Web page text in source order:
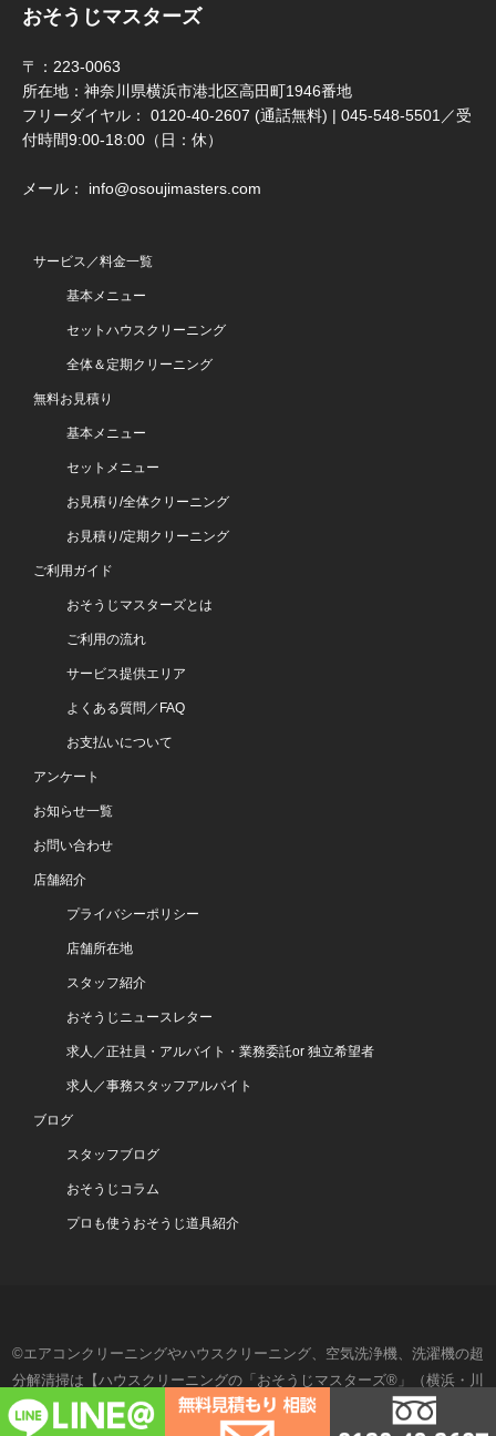
おそうじマスターズ
〒：223-0063
所在地：神奈川県横浜市港北区高田町1946番地
フリーダイヤル： 0120-40-2607 (通話無料) | 045-548-5501／受
付時間9:00-18:00（日：休）
メール： info@osoujimasters.com
サービス／料金一覧
基本メニュー
セットハウスクリーニング
全体＆定期クリーニング
無料お見積り
基本メニュー
セットメニュー
お見積り/全体クリーニング
お見積り/定期クリーニング
ご利用ガイド
おそうじマスターズとは
ご利用の流れ
サービス提供エリア
よくある質問／FAQ
お支払いについて
アンケート
お知らせ一覧
お問い合わせ
店舗紹介
プライバシーポリシー
店舗所在地
スタッフ紹介
おそうじニュースレター
求人／正社員・アルバイト・業務委託or 独立希望者
求人／事務スタッフアルバイト
ブログ
スタッフブログ
おそうじコラム
プロも使うおそうじ道具紹介
©エアコンクリーニングやハウスクリーニング、空気洗浄機、洗濯機の超
分解清掃は【ハウスクリーニングの「おそうじマスターズ®」（横浜・川
崎・湘南・東京）】- All Rights Reserved